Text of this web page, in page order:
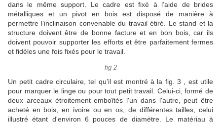
dans le même support.
Le cadre est fixé à l’aide de brides
métalliques et un pivot en bois est disposé de manière à
permettre l’inclinaison convenable du travail étiré.
Le stand et la
structure doivent être de bonne facture et en bon bois, car ils
doivent pouvoir supporter les efforts et être parfaitement fermes
et fidèles une fois fixés pour le travail.
fig 2
Un petit cadre circulaire, tel qu’il est montré à la fig.
3 , est utile
pour marquer le linge ou pour tout petit travail. Celui-ci, formé de
deux arceaux étroitement emboîtés l'un dans l'autre, peut être
acheté en bois, en ivoire ou en os, de différentes tailles, celui
illustré étant d'environ 6 pouces de diamètre.
Le matériau à